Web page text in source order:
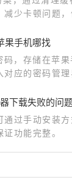
少卡顿问题，
果手机哪找
，存储在苹果
应的密码管理
下载失败的问
过手动安装
功能完整。